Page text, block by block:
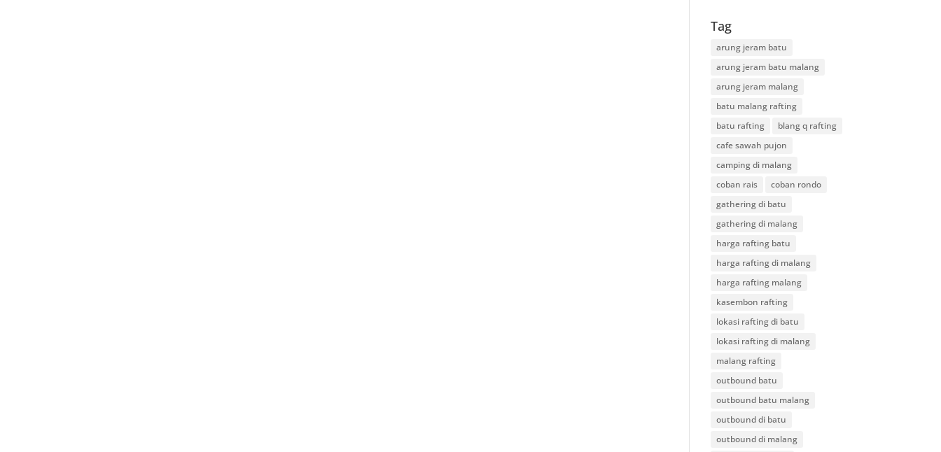
Tag
arung jeram batu
arung jeram batu malang
arung jeram malang
batu malang rafting
batu rafting
blang q rafting
cafe sawah pujon
camping di malang
coban rais
coban rondo
gathering di batu
gathering di malang
harga rafting batu
harga rafting di malang
harga rafting malang
kasembon rafting
lokasi rafting di batu
lokasi rafting di malang
malang rafting
outbound batu
outbound batu malang
outbound di batu
outbound di malang